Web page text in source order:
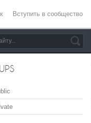
Вступить в сообщество